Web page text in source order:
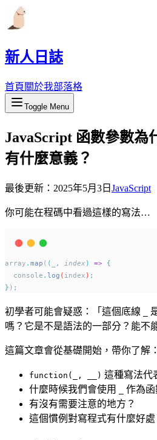
新人日誌
首頁 關於我部落格
Toggle Menu
JavaScript 函數參數為
有什麼意義？
最後更新： 2025年5月3日 JavaScript
你可能在程碼中看過這樣的寫法…
array . map ( ( , index ) => {
console . log ( index ) ;
} ) ;
初學者可能會疑惑：「這個底線
嗎？它是不是語法的一部分？能不
這篇文章會從基礎開始，帶你了解：
function(_, __) 這種寫法代
什麼時候我們會使用
作為函
有沒有需要注意的地方？
這個慣例對寫程式有什麼好處